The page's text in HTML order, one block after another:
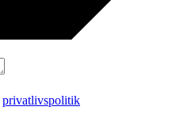
privatlivspolitik